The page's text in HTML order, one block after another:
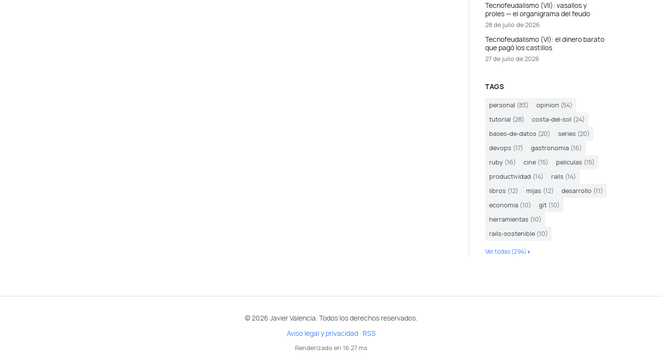
Tecnofeudalismo (VII): vasallos y
proles — el organigrama del feudo
28 de julio de 2026
Tecnofeudalismo (VI): el dinero barato
que pagó los castillos
27 de julio de 2026
TAGS
personal (83) opinion (54)
tutorial (28) costa-del-sol (24)
bases-de-datos (20) series (20)
devops (17) gastronomia (16)
ruby (16) cine (15) peliculas (15)
productividad (14) rails (14)
libros (12) mijas (12) desarrollo (11)
economia (10) git (10)
herramientas (10)
rails-sostenible (10)
Ver todas (294)
© 2026 Javier Valencia. Todos los derechos reservados.
Aviso legal y privacidad · RSS
Renderizado en 16.27 ms